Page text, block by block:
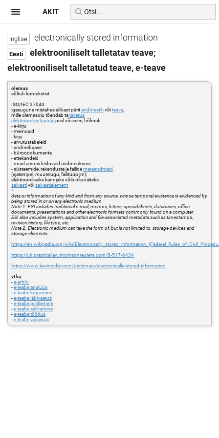
electronically stored information
elektrooniliselt talletatav teave;
elektrooniliselt talletatud teave, e-teave
olemus
sõltub kontekstist
ISO/IEC 27040:
igasugune mistahes allikast päritandmestikvõiteave
mille olemasolu tõendab tatalletus
elektroonilise kandjapeal või sees; hõlmab
- e-kirju
- memosid
- kirju
- arvutustabeleid
- andmebaase
- büroodokumente
- ettekandeid
- muid arvutis leiduvaid andmeüksusi
- süsteemide, rakenduste ja failidemetaandmeid
(ajatempel, muutelugu, failitüüp jm);
elektrooniliseks kandjaks võib olla näiteks
salvestivõisalvestielement
=
data or information of any kind and from any source, whose temporal existence is evidenced by
being stored in or on any electronic medium
Note 1. ESI includes traditional e-mail, memos, letters, spreadsheets, databases, office
documents, presentations and other electronic formats commonly found on a computer.
ESI also includes system, application and file-associated metadata such as timestamps,
revision history, file type, etc.
Note 2. Electronic medium can take the form of, but is not limited to, storage devices and
storage elements.
https://en.wikipedia.org/wiki/
https://uk.practicallaw.thomsonreuters.com/8-517-6434
https://www.lawinsider.com/dictionary/electronically-stored-information
vt ka
-e-arhiiv
-e-teabe analüüs
-e-teabe kogumine
-e-teabe läbivaatus
-e-teabe piiritlemine
-e-teabe säilitamine
-e-teabe töötlus
-e-teabe väljastus
AKIT